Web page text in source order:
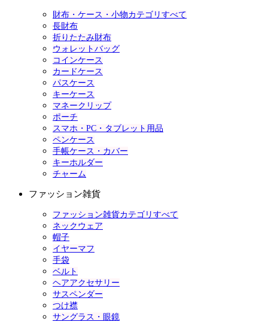
財布・ケース・小物カテゴリすべて
長財布
折りたたみ財布
ウォレットバッグ
コインケース
カードケース
パスケース
キーケース
マネークリップ
ポーチ
スマホ・PC・タブレット用品
ペンケース
手帳ケース・カバー
キーホルダー
チャーム
ファッション雑貨
ファッション雑貨カテゴリすべて
ネックウェア
帽子
イヤーマフ
手袋
ベルト
ヘアアクセサリー
サスペンダー
つけ襟
サングラス・眼鏡